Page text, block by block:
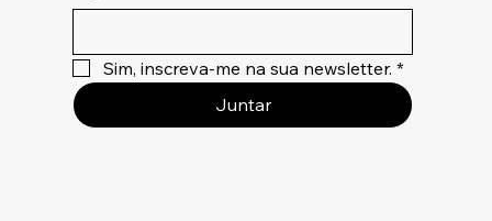
Sim, inscreva-me na sua newsletter. *
Juntar